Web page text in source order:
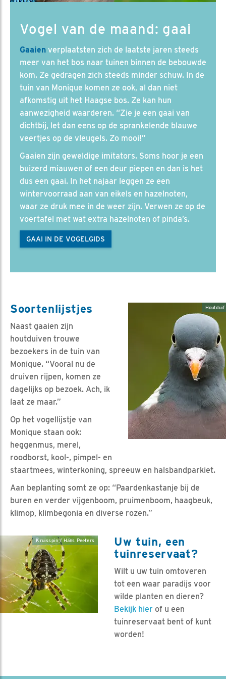
Vogel van de maand: gaai
Gaaien verplaatsten zich de laatste jaren steeds
meer van het bos naar tuinen binnen de bebouwde
kom. Ze gedragen zich steeds minder schuw. In de
tuin van Monique komen ze ook, al dan niet
afkomstig uit het Haagse bos. Ze kan hun
aanwezigheid waarderen. “Zie je een gaai van
dichtbij, let dan eens op de sprankelende blauwe
veertjes op de vleugels. Zo mooi!”
Gaaien zijn geweldige imitators. Soms hoor je een
buizerd miauwen of een deur piepen en dan is het
dus een gaai. In het najaar leggen ze een
wintervoorraad aan van eikels en hazelnoten,
waar ze druk mee in de weer zijn. Verwen ze op de
voertafel met wat extra hazelnoten of pinda’s.
GAAI IN DE VOGELGIDS
Houtduif
Soortenlijstjes
Naast gaaien zijn
houtduiven trouwe
bezoekers in de tuin van
Monique. “Vooral nu de
druiven rijpen, komen ze
dagelijks op bezoek. Ach, ik
laat ze maar.”
Op het vogellijstje van
Monique staan ook:
heggenmus, merel,
roodborst, kool-, pimpel- en
staartmees, winterkoning, spreeuw en halsbandparkiet.
Aan beplanting somt ze op: “Paardenkastanje bij de
buren en verder vijgenboom, pruimenboom, haagbeuk,
klimop, klimbegonia en diverse rozen.”
Kruisspin / Hans Peeters
Uw tuin, een
tuinreservaat?
Wilt u uw tuin omtoveren
tot een waar paradijs voor
wilde planten en dieren?
Bekijk hier of u een
tuinreservaat bent of kunt
worden!